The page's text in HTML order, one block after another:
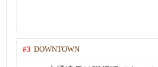
#3 DOWNTOWN